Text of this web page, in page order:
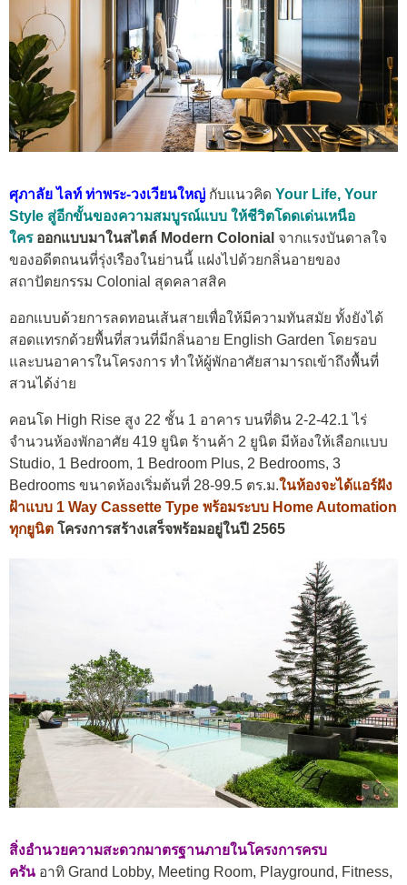
ศุภาลัย ไลท์ ท่าพระ-วงเวียนใหญ่ กับแนวคิด Your Life, Your
Style สู่อีกขั้นของความสมบูรณ์แบบ ให้ชีวิตโดดเด่นเหนือ
ใคร ออกแบบมาในสไตล์ Modern Colonial จากแรงบันดาลใจ
ของอดีตถนนที่รุ่งเรืองในย่านนี้ แฝงไปด้วยกลิ่นอายของ
สถาปัตยกรรม Colonial สุดคลาสสิค
ออกแบบด้วยการลดทอนเส้นสายเพื่อให้มีความทันสมัย ทั้งยังได้
สอดแทรกด้วยพื้นที่สวนที่มีกลิ่นอาย English Garden โดยรอบ
และบนอาคารในโครงการ ทำให้ผู้พักอาศัยสามารถเข้าถึงพื้นที่
สวนได้ง่าย
คอนโด High Rise สูง 22 ชั้น 1 อาคาร บนที่ดิน 2-2-42.1 ไร่
จำนวนห้องพักอาศัย 419 ยูนิต ร้านค้า 2 ยูนิต มีห้องให้เลือกแบบ
Studio, 1 Bedroom, 1 Bedroom Plus, 2 Bedrooms, 3
Bedrooms ขนาดห้องเริ่มต้นที่ 28-99.5 ตร.ม.ในห้องจะได้แอร์ฝัง
ฝ้าแบบ 1 Way Cassette Type พร้อมระบบ Home Automation
ทุกยูนิต โครงการสร้างเสร็จพร้อมอยู่ในปี 2565
สิ่งอำนวยความสะดวกมาตรฐานภายในโครงการครบ
ครัน อาทิ Grand Lobby, Meeting Room, Playground, Fitness,